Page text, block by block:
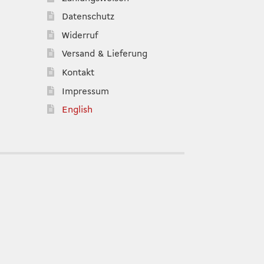
Datenschutz
Widerruf
Versand & Lieferung
Kontakt
Impressum
English